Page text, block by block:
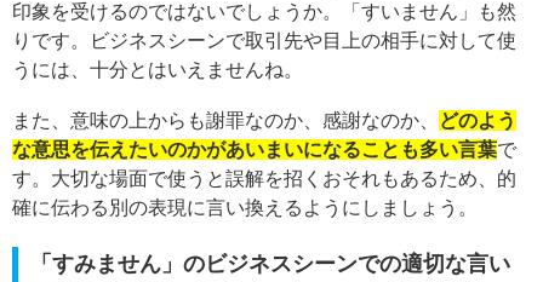
印象を受けるのではないでしょうか。「すいません」も然
りです。ビジネスシーンで取引先や目上の相手に対して使
うには、十分とはいえませんね。
また、意味の上からも謝罪なのか、感謝なのか、
どのよう
な意思を伝えたいのかがあいまいになることも多い言葉で
す。大切な場面で使うと誤解を招くおそれもあるため、的
確に伝わる別の表現に言い換えるようにしましょう。
「すみません」のビジネスシーンでの適切な言い